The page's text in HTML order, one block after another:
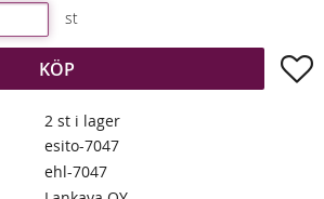
st
KÖP
2 st i lager
esito-7047
ehl-7047